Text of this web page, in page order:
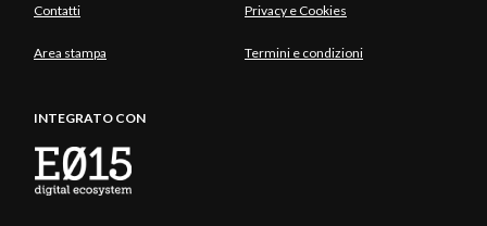
Contatti Privacy e Cookies
Area stampa Termini e condizioni
INTEGRATO CON